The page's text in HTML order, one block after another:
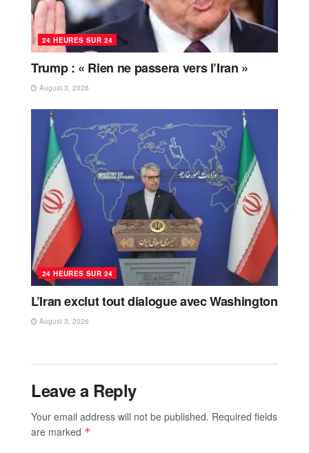
24 HEURES SUR 24
Trump : « Rien ne passera vers l’Iran »
August 3, 2026
24 HEURES SUR 24
L’Iran exclut tout dialogue avec Washington
August 3, 2026
Leave a Reply
Your email address will not be published. Required fields
are marked *